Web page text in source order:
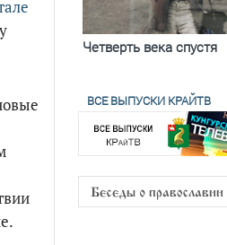
Четверть века спустя
ВСЕ ВЫПУСКИ КРАЙТВ